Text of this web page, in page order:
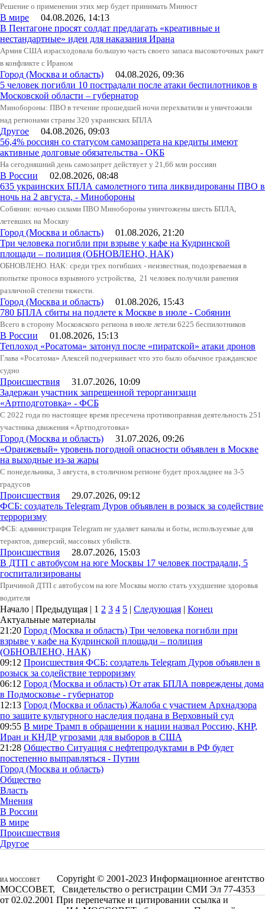
Решение о применении этих мер будет принимать Минюст
В мире 04.08.2026, 14:13
В Пентагоне просят солдат предлагать «креативные и
нестандартные» идеи для наказания Ирана
Армия США израсходовала большую часть своего запаса высокоточных ракет
в конфликте с Ираном
Город (Москва и область) 04.08.2026, 09:36
5 человек погибли 10 пострадали после атаки беспилотников в
Московской области – губернатор
Минобороны: ПВО в течение прошедшей ночи перехватили и уничтожили
над регионами страны 320 украинских БПЛА
Другое 04.08.2026, 09:03
56,4% россиян со статусом самозапрета на кредиты имеют
активные долговые обязательства - ОКБ
На сегодняшний день самозапрет действует у 21,66 млн россиян
В России 02.08.2026, 08:48
635 украинских БПЛА самолетного типа ликвидированы ПВО в
ночь на 2 августа, - Минобороны
Собянин: ночью силами ПВО Минобороны уничтожены шесть БПЛА,
летевших на Москву
Город (Москва и область) 01.08.2026, 21:20
Три человека погибли при взрыве у кафе на Кудринской
площади – полиция (ОБНОВЛЕНО, НАК)
ОБНОВЛЕНО. НАК: среди трех погибших - неизвестная, подозреваемая в
попытке проноса взрывного устройства, 21 человек получили ранения
различной степени тяжести.
Город (Москва и область) 01.08.2026, 15:43
780 БПЛА сбиты на подлете к Москве в июле - Собянин
Всего в сторону Московского региона в июле летели 6225 беспилотников
В России 01.08.2026, 15:13
Теплоход «Росатома» затонул после «пиратской» атаки дронов
Глава «Росатома» Алексей подчеркивает что это было обычное гражданское
судно
Происшествия 31.07.2026, 10:09
Задержан участник запрещенной терорганизаци
«Артподготовка» - ФСБ
С 2022 года по настоящее время пресечена противоправная деятельность 251
участника движения «Артподготовка»
Город (Москва и область) 31.07.2026, 09:26
«Оранжевый» уровень погодной опасности объявлен в Москве
на выходные из-за жары
С понедельника, 3 августа, в столичном регионе будет прохладнее на 3-5
градусов
Происшествия 29.07.2026, 09:12
ФСБ: создатель Telegram Дуров объявлен в розыск за содействие
терроризму
ФСБ: администрация Telegram не удаляет каналы и боты, используемые для
терактов, диверсий, массовых убийств.
Происшествия 28.07.2026, 15:03
В ДТП с автобусом на юге Москвы 17 человек пострадали, 5
госпитализированы
Причиной ДТП с автобусом на юге Москвы могло стать ухудшение здоровья
водителя
Начало | Предыдущая | 1 2 3 4 5 | Следующая | Конец
Актуальные материалы
21:20 Город (Москва и область) Три человека погибли при
взрыве у кафе на Кудринской площади – полиция
(ОБНОВЛЕНО, НАК)
09:12 Происшествия ФСБ: создатель Telegram Дуров объявлен в
розыск за содействие терроризму
06:12 Город (Москва и область) От атак БПЛА повреждены дома
в Подмосковье - губернатор
12:13 Город (Москва и область) Жалоба с участием Архнадзора
по защите культурного наследия подана в Верховный суд
09:55 В мире Трамп в обращении к нации назвал Россию, КНР,
Иран и КНДР угрозами для выборов в США
21:28 Общество Ситуация с нефтепродуктами в РФ будет
постепенно выправляться - Путин
Город (Москва и область)
Общество
Власть
Мнения
В России
В мире
Происшествия
Другое
ИА МОССОВЕТ
Copyright © 2001-2023 Информационное агентство
МОССОВЕТ, Свидетельство о регистрации СМИ Эл 77-4353
от 02.02.2001 При перепечатке и цитировании ссылка и